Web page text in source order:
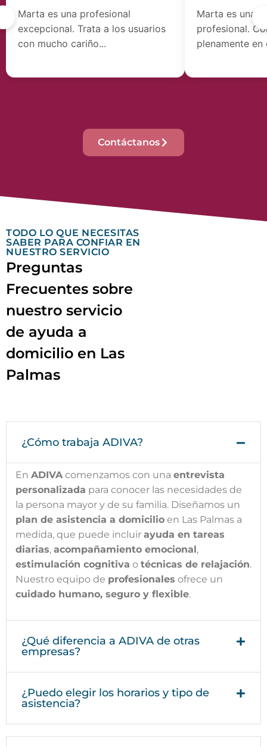
Marta es una profesional
excepcional. Trata a los usuarios
con mucho cariño...
Marta es una
profesional.
plenamente en
Contáctanos
TODO LO QUE NECESITAS
SABER PARA CONFIAR EN
NUESTRO SERVICIO
Preguntas
Frecuentes sobre
nuestro servicio
de ayuda a
domicilio en Las
Palmas
¿Cómo trabaja ADIVA?
En ADIVAcomenzamos con una entrevista
personalizada para conocer las necesidades de
la persona mayor y de su familia. Diseñamos un
plan de asistencia a domicilio en Las Palmas a
medida, que puede incluir ayuda en tareas
diarias, acompañamiento emocional,
estimulación cognitiva o técnicas de relajación.
Nuestro equipo de profesionales ofrece un
cuidado humano, seguro y flexible.
¿Qué diferencia a ADIVA de otras
empresas?
¿Puedo elegir los horarios y tipo de
asistencia?